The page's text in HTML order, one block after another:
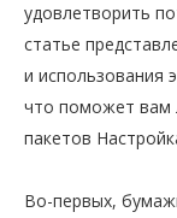
удовлетворить
статье
и использования
что поможет вам
пакетов
Во-первых,